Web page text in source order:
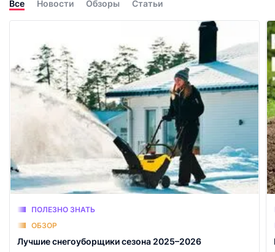
Все Новости Обзоры Статьи
ПОЛЕЗНО ЗНАТЬ
ОБЗОР
Лучшие снегоуборщики сезона 2025–2026